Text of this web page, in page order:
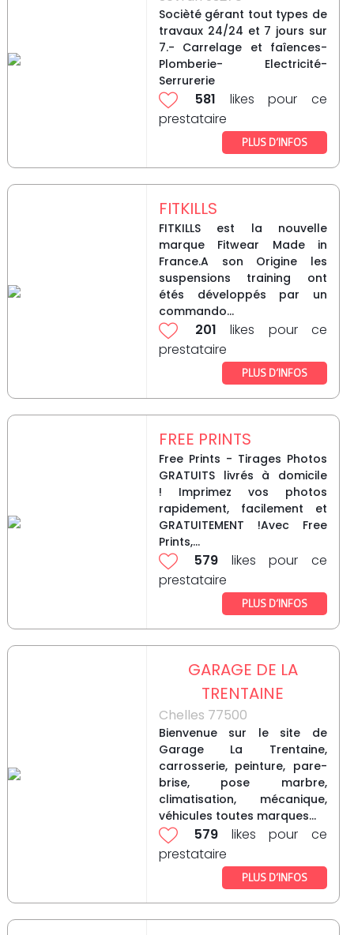
Socièté gérant tout types de
travaux 24/24 et 7 jours sur
7.- Carrelage et faîences-
Plomberie- Electricité-
Serrurerie
581 likes pour ce
prestataire
PLUS D’INFOS
FITKILLS
FITKILLS est la nouvelle
marque Fitwear Made in
France.A son Origine les
suspensions training ont
étés développés par un
commando...
201 likes pour ce
prestataire
PLUS D’INFOS
FREE PRINTS
Free Prints - Tirages Photos
GRATUITS livrés à domicile
! Imprimez vos photos
rapidement, facilement et
GRATUITEMENT !Avec Free
Prints,...
579 likes pour ce
prestataire
PLUS D’INFOS
GARAGE DE LA
TRENTAINE
Chelles 77500
Bienvenue sur le site de
Garage La Trentaine,
carrosserie, peinture, pare-
brise, pose marbre,
climatisation, mécanique,
véhicules toutes marques...
579 likes pour ce
prestataire
PLUS D’INFOS